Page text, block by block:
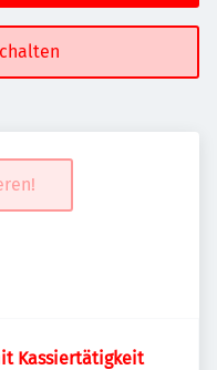
Kassiertätigkeit